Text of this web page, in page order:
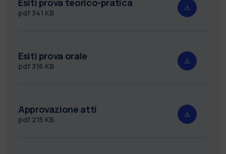
pdf 341 KB
Esiti prova orale
pdf 316 KB
Approvazione atti
pdf 215 KB